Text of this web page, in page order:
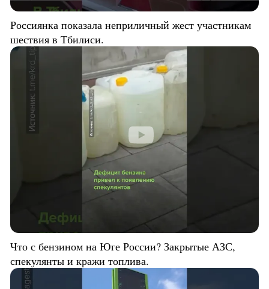
Россиянка показала неприличный жест участникам
шествия в Тбилиси.
Что с бензином на Юге России? Закрытые АЗС,
спекулянты и кражи топлива.